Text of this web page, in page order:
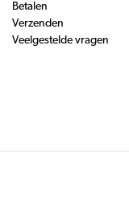
Betalen
Verzenden
Veelgestelde vragen